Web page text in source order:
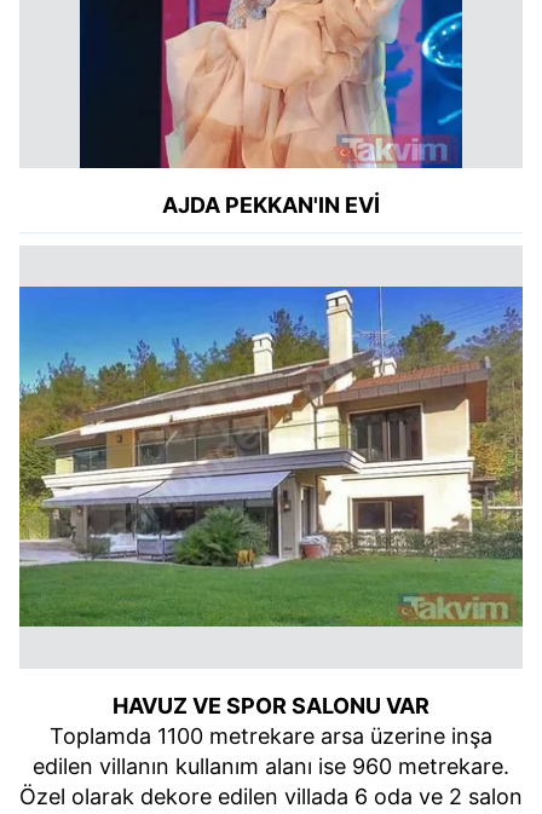
AJDA PEKKAN'IN EVİ
HAVUZ VE SPOR SALONU VAR
Toplamda 1100 metrekare arsa üzerine inşa
edilen villanın kullanım alanı ise 960 metrekare.
Özel olarak dekore edilen villada 6 oda ve 2 salon